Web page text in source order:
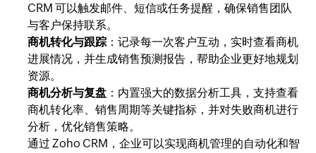
CRM 可以触发邮件、短信或任务提醒，确保销售团队
与客户保持联系。
商机转化与跟踪 ：记录每一次客户互动，实时查看商机
进展情况，并生成销售预测报告，帮助企业更好地规划
资源。
商机分析与复盘 ：内置强大的数据分析工具，支持查看
商机转化率、销售周期等关键指标，并对失败商机进行
分析，优化销售策略。
通过 Zoho CRM，企业可以实现商机管理的自动化和智